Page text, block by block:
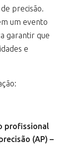
precisão.
um evento
garantir que
e
profissional
(AP) –